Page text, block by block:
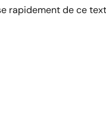
rapidement de ce